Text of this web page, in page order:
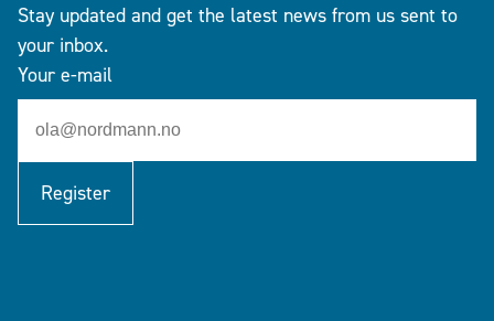
Stay updated and get the latest news from us sent to
your inbox.
Your e-mail
Register